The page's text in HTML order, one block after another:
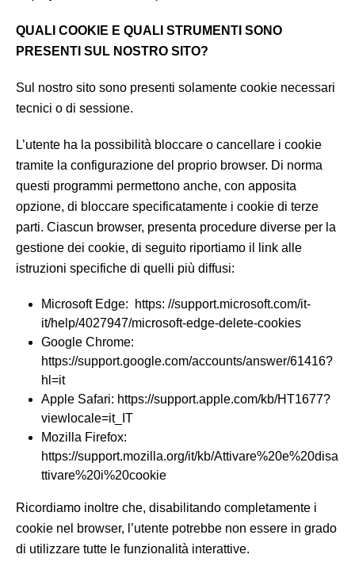
QUALI COOKIE E QUALI STRUMENTI SONO
PRESENTI SUL NOSTRO SITO?
Sul nostro sito sono presenti solamente cookie necessari
tecnici o di sessione.
L’utente ha la possibilità bloccare o cancellare i cookie
tramite la configurazione del proprio browser. Di norma
questi programmi permettono anche, con apposita
opzione, di bloccare specificatamente i cookie di terze
parti. Ciascun browser, presenta procedure diverse per la
gestione dei cookie, di seguito riportiamo il link alle
istruzioni specifiche di quelli più diffusi:
Microsoft Edge: https: //support.microsoft.com/it-
it/help/4027947/microsoft-edge-delete-cookies
Google Chrome:
https://support.google.com/accounts/answer/61416?
hl=it
Apple Safari: https://support.apple.com/kb/HT1677?
viewlocale=it_IT
Mozilla Firefox:
https://support.mozilla.org/it/kb/Attivare%20e%20disa
ttivare%20i%20cookie
Ricordiamo inoltre che, disabilitando completamente i
cookie nel browser, l’utente potrebbe non essere in grado
di utilizzare tutte le funzionalità interattive.